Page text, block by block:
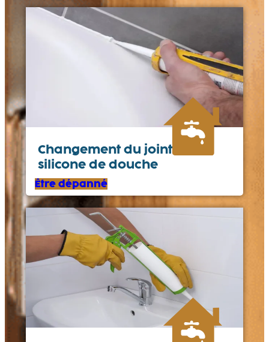
Changement du joint en
silicone de douche
Être dépanné